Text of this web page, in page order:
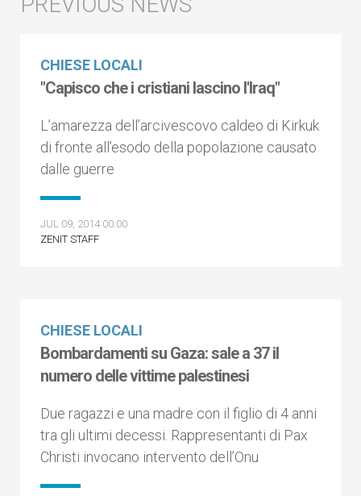
CHIESE LOCALI
"Capisco che i cristiani lascino l'Iraq"
L’amarezza dell’arcivescovo caldeo di Kirkuk
di fronte all’esodo della popolazione causato
dalle guerre
JUL 09, 2014 00:00
ZENIT STAFF
CHIESE LOCALI
Bombardamenti su Gaza: sale a 37 il
numero delle vittime palestinesi
Due ragazzi e una madre con il figlio di 4 anni
tra gli ultimi decessi. Rappresentanti di Pax
Christi invocano intervento dell’Onu